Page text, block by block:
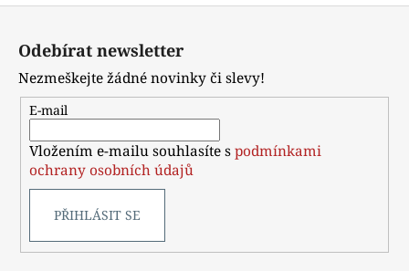
Z
Odebírat newsletter
Nezmeškejte žádné novinky či slevy!
E-mail
Vložením e-mailu souhlasíte spodmínkami
ochrany osobních údajů
PŘIHLÁSIT SE